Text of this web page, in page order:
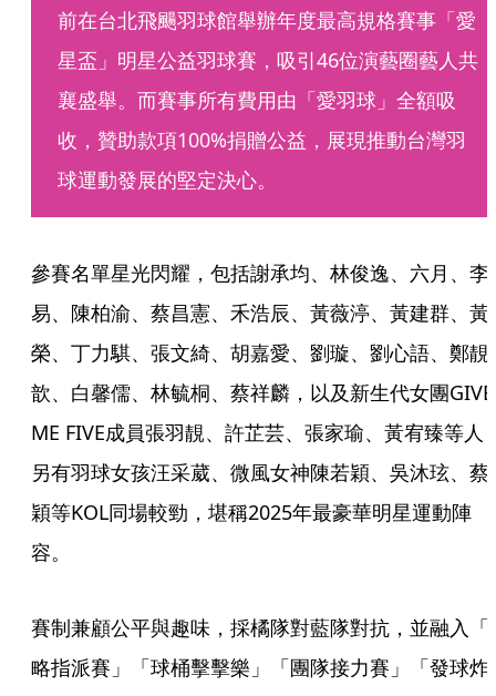
前在台北飛颺羽球館舉辦年度最高規格賽事「愛
星盃」明星公益羽球賽，吸引46位演藝圈藝人共
襄盛舉。而賽事所有費用由「愛羽球」全額吸
收，贊助款項100%捐贈公益，展現推動台灣羽
球運動發展的堅定決心。
參賽名單星光閃耀，包括謝承均、林俊逸、六月、李
易、陳柏渝、蔡昌憲、禾浩辰、黃薇渟、黃建群、黃
榮、丁力騏、張文綺、胡嘉愛、劉璇、劉心語、鄭靚
歆、白馨儒、林毓桐、蔡祥麟，以及新生代女團GIVE
ME FIVE成員張羽靚、許芷芸、張家瑜、黃宥臻等人
另有羽球女孩汪采葳、微風女神陳若穎、吳沐玹、蔡
穎等KOL同場較勁，堪稱2025年最豪華明星運動陣
容。
賽制兼顧公平與趣味，採橘隊對藍隊對抗，並融入「
略指派賽」「球桶擊擊樂」「團隊接力賽」「發球炸